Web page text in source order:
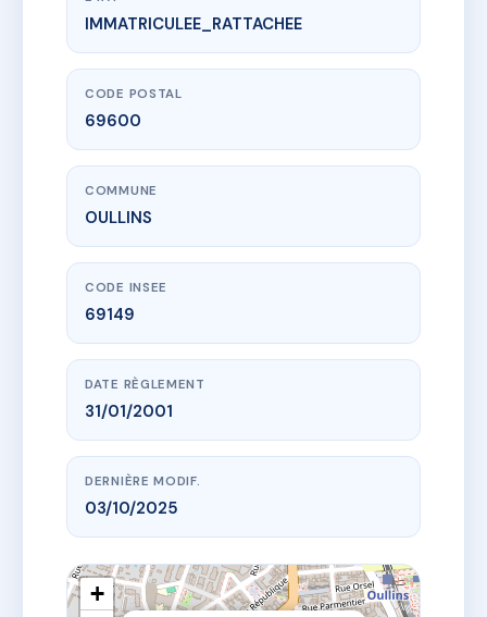
www.vme.plus/AC6600019
LE PERRON DE MONTMEIN
36 r du perron
IMMATRICULEE_RATTACHEE
CODE POSTAL
69600
COMMUNE
OULLINS
CODE INSEE
69149
DATE RÈGLEMENT
31/01/2001
DERNIÈRE MODIF.
03/10/2025
+